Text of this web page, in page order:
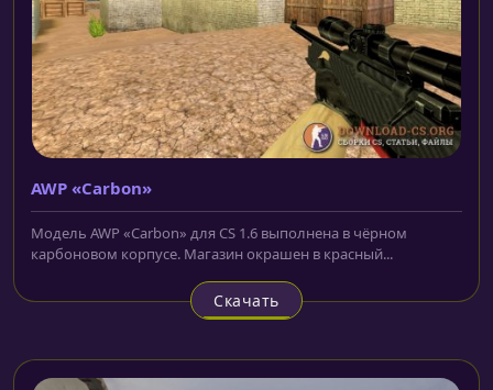
AWP «Carbon»
Модель AWP «Carbon» для CS 1.6 выполнена в чёрном
карбоновом корпусе. Магазин окрашен в красный...
Скачать